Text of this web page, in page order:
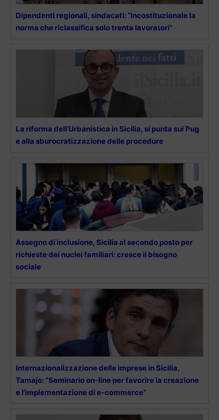
Dipendenti regionali, sindacati: “Incostituzionale la
norma che riclassifica solo trenta lavoratori”
La riforma dell’Urbanistica in Sicilia, si punta sui Pug
e alla sburocratizzazione delle procedure
Assegno di inclusione, Sicilia al secondo posto per
richieste dei nuclei familiari: cresce il bisogno
sociale
Internazionalizzazione delle imprese in Sicilia,
Tamajo: “Seminario on-line per favorire la creazione
e l’implementazione di e-commerce”